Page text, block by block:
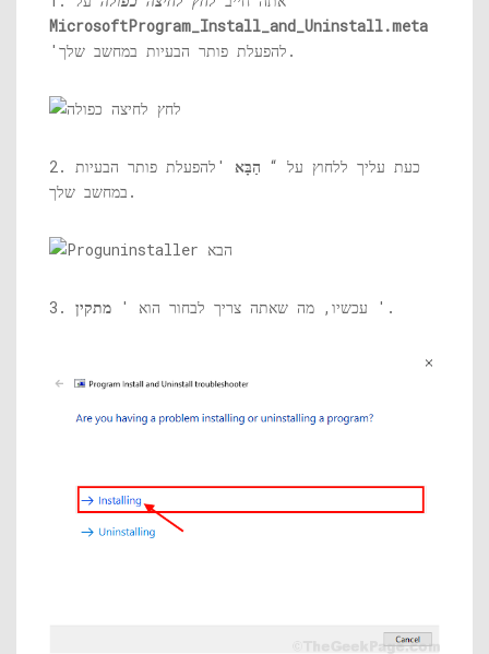
MicrosoftProgram_Install_and_Uninstall.meta
'להפעלת פותר הבעיות במחשב שלך.
2. כעת עליך ללחוץ על “ הַבָּא 'להפעלת פותר הבעיות
במחשב שלך.
3. עכשיו, מה שאתה צריך לבחור הוא ' מתקין '.